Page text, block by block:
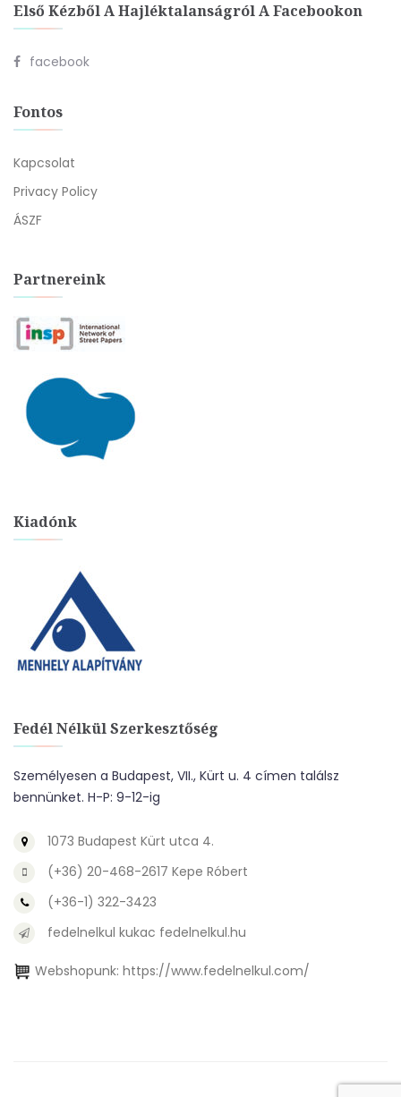
Első Kézből A Hajléktalanságról A Facebookon
facebook
Fontos
Kapcsolat
Privacy Policy
ÁSZF
Partnereink
Kiadónk
Fedél Nélkül Szerkesztőség
Személyesen a Budapest, VII., Kürt u. 4 címen találsz
bennünket. H-P: 9-12-ig
1073 Budapest Kürt utca 4.
(+36) 20-468-2617 Kepe Róbert
(+36-1) 322-3423
fedelnelkul kukac fedelnelkul.hu
Webshopunk: https://www.fedelnelkul.com/